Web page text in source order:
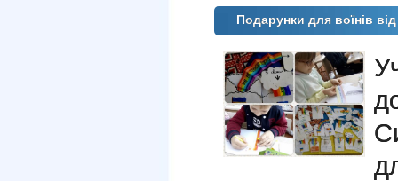
Подарунки для воїнів